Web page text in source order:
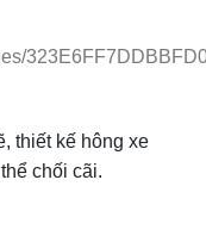
thiết kế hông xe
chối cãi.